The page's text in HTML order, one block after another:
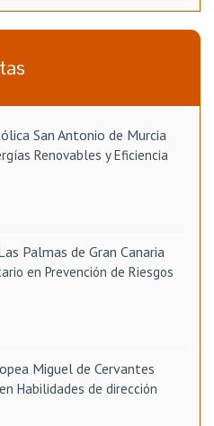
San Antonio de Murcia
Renovables y Eficiencia
Palmas de Gran Canaria
en Prevención de Riesgos
Miguel de Cervantes
Habilidades de dirección